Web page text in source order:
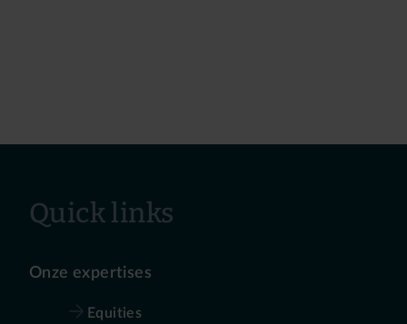
Quick links
Onze expertises
Equities